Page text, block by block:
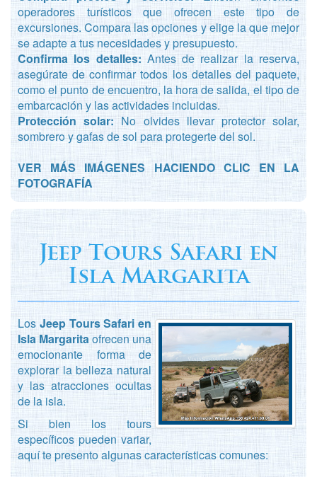
operadores turísticos que ofrecen este tipo de
excursiones. Compara las opciones y elige la que mejor
se adapte a tus necesidades y presupuesto.
Confirma los detalles: Antes de realizar la reserva,
asegúrate de confirmar todos los detalles del paquete,
como el punto de encuentro, la hora de salida, el tipo de
embarcación y las actividades incluidas.
Protección solar: No olvides llevar protector solar,
sombrero y gafas de sol para protegerte del sol.
VER MÁS IMÁGENES HACIENDO CLIC EN LA
FOTOGRAFÍA
Jeep Tours Safari en
Isla Margarita
Los Jeep Tours Safari en
Isla Margaritaofrecen una
emocionante forma de
explorar la belleza natural
y las atracciones ocultas
de la isla.
Si bien los tours
específicos pueden variar,
aquí te presento algunas características comunes: